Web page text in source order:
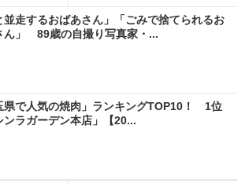
並走するおばあさん」「ごみで捨てられるお
ん」 89歳の自撮り写真家・...
県で人気の焼肉」ランキングTOP10！ 1位
ンラガーデン本店」【20...